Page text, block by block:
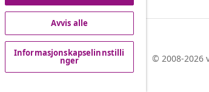
© 2008-2026
Avvis alle
Informasjonskapselinnstilli
nger